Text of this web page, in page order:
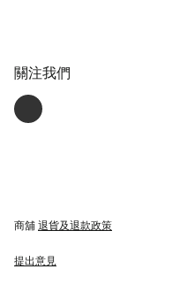
關注我們
商舖 退貨及退款政策
提出意見